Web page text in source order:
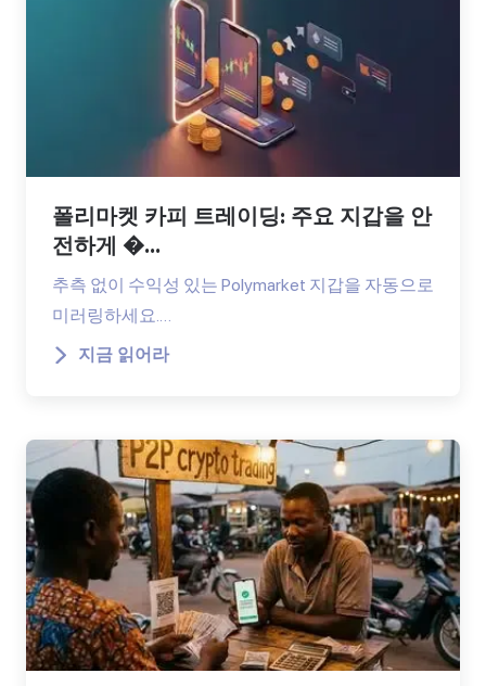
폴리마켓 카피 트레이딩: 주요 지갑을 안
전하게 �...
추측 없이 수익성 있는 Polymarket 지갑을 자동으로
미러링하세요.…
지금 읽어라